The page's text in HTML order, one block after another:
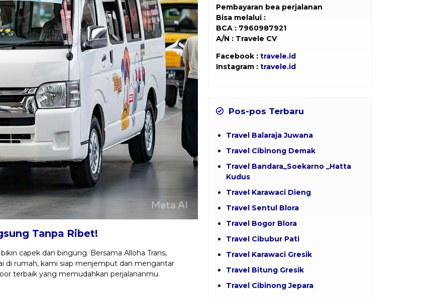
Tanpa Ribet!
capek dan bingung. Bersama Alloha Trans,
di rumah, kami siap menjemput dan mengantar
terbaik yang memudahkan perjalananmu.
Pembayaran bea perjalanan
Bisa melalui :
BCA : 7960987921
A/N : Travele CV
Facebook : travele.id
Instagram : travele.id
Pos-pos Terbaru
Travel Balaraja Juwana
Travel Cibinong Demak
Travel Bandara_Soekarno _Hatta
Kudus
Travel Karawaci Dieng
Travel Sentul Blora
Travel Bogor Blora
Travel Cibubur Pati
Travel Karawaci Gresik
Travel Bitung Gresik
Travel Cibinong Jepara